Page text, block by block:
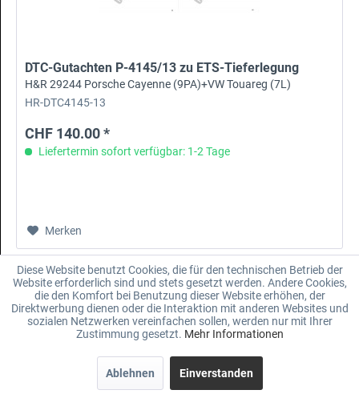
DTC-Gutachten P-4145/13 zu ETS-Tieferlegung
H&R 29244 Porsche Cayenne (9PA)+VW Touareg (7L)
HR-DTC4145-13
CHF 140.00 *
Liefertermin sofort verfügbar: 1-2 Tage
Merken
Diese Website benutzt Cookies, die für den technischen Betrieb der
Website erforderlich sind und stets gesetzt werden. Andere Cookies,
die den Komfort bei Benutzung dieser Website erhöhen, der
Direktwerbung dienen oder die Interaktion mit anderen Websites und
sozialen Netzwerken vereinfachen sollen, werden nur mit Ihrer
Zustimmung gesetzt. Mehr Informationen
Ablehnen Einverstanden